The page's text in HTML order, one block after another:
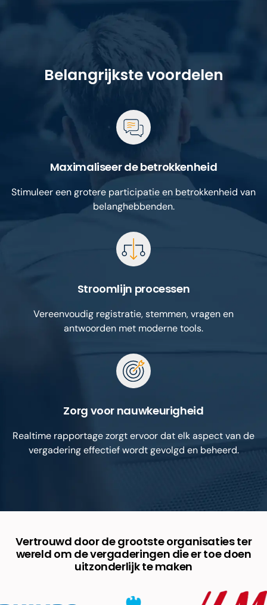
Belangrijkste voordelen
Maximaliseer de betrokkenheid
Stimuleer een grotere participatie en betrokkenheid van
belanghebbenden.
Stroomlijn processen
Vereenvoudig registratie, stemmen, vragen en
antwoorden met moderne tools.
Zorg voor nauwkeurigheid
Realtime rapportage zorgt ervoor dat elk aspect van de
vergadering effectief wordt gevolgd en beheerd.
Vertrouwd door de grootste organisaties ter
wereld om de vergaderingen die er toe doen
uitzonderlijk te maken